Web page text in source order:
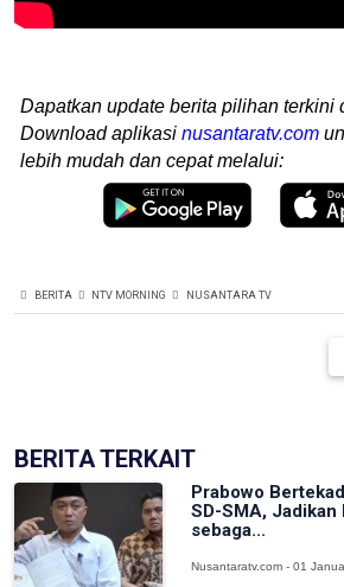
Dapatkan update berita pilihan terkini
Download aplikasi nusantaratv.com
lebih mudah dan cepat melalui:
BERITA NTV MORNING NUSANTARA TV
BERITA TERKAIT
Prabowo
SD-SMA, Jadikan
sebaga...
Nusantaratv.com - 01